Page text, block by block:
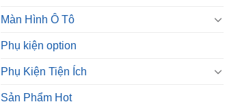
Màn Hình Ô Tô
Phụ kiện option
Phụ Kiện Tiện Ích
Sản Phẩm Hot